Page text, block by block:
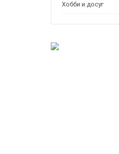
Хобби и досуг